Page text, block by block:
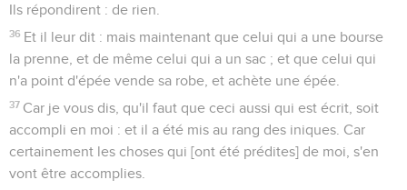
Ils répondirent : de rien.
36 Et il leur dit : mais maintenant que celui qui a une bourse
la prenne, et de même celui qui a un sac ; et que celui qui
n'a point d'épée vende sa robe, et achète une épée.
37 Car je vous dis, qu'il faut que ceci aussi qui est écrit, soit
accompli en moi : et il a été mis au rang des iniques. Car
certainement les choses qui [ont été prédites] de moi, s'en
vont être accomplies.